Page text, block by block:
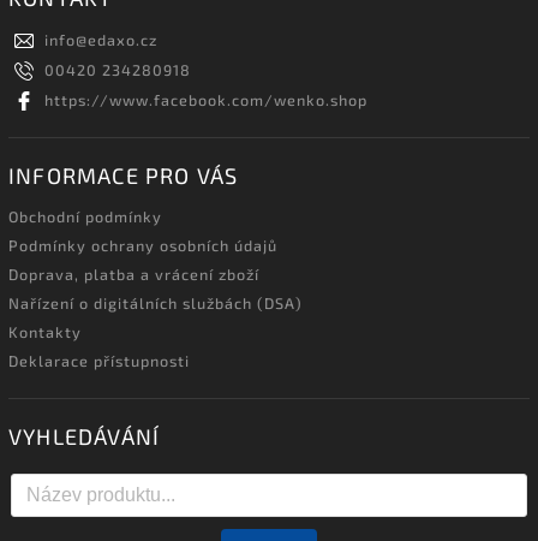
info@edaxo.cz
00420 234280918
https://www.facebook.com/wenko.shop
INFORMACE PRO VÁS
Obchodní podmínky
Podmínky ochrany osobních údajů
Doprava, platba a vrácení zboží
Nařízení o digitálních službách (DSA)
Kontakty
Deklarace přístupnosti
VYHLEDÁVÁNÍ